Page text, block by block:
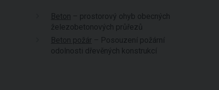
Beton – prostorový ohyb obecných
železobetonových průřezů
Beton požár – Posouzení požární
odolnosti dřevěných konstrukcí